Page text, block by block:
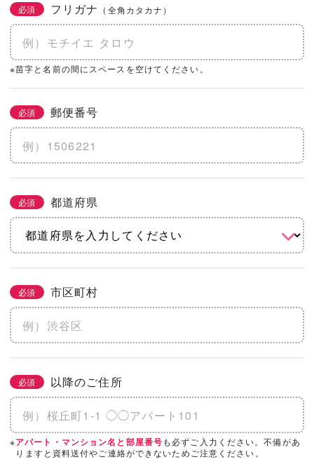
必須 フリガナ （全角カタカナ）
※苗字と名前の間にスペースを空けてください。
必須 郵便番号
必須 都道府県
必須 市区町村
必須 以降のご住所
※アパート・マンション名と部屋番号も必ずご入力ください。不備があ
りますと資料送付やご連絡ができないためご注意ください。